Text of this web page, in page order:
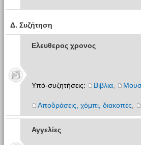
Δ. Συζήτηση
Ελευθερος χρονος
Υπό-συζητήσεις: Βιβλια,
Αποδράσεις, χόμπι, διακοπές
Αγγελίες